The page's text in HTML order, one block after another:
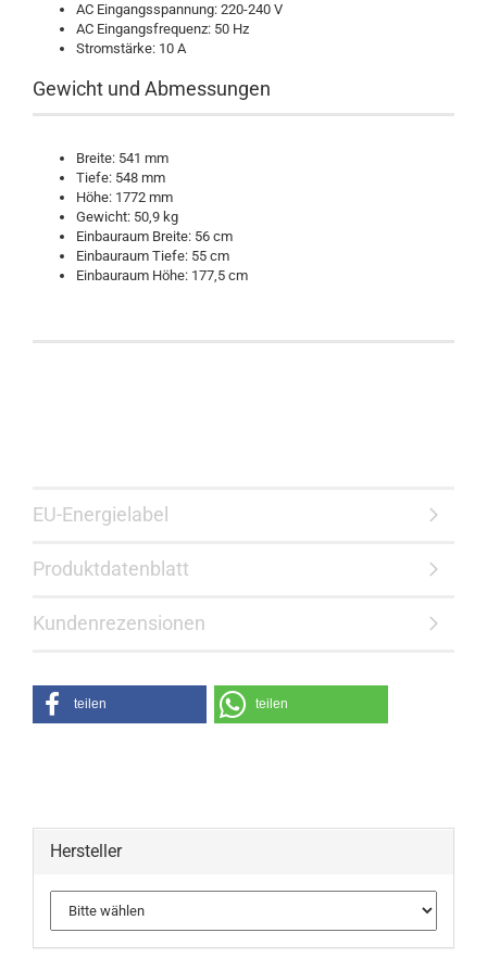
AC Eingangsspannung: 220-240 V
AC Eingangsfrequenz: 50 Hz
Stromstärke: 10 A
Gewicht und Abmessungen
Breite: 541 mm
Tiefe: 548 mm
Höhe: 1772 mm
Gewicht: 50,9 kg
Einbauraum Breite: 56 cm
Einbauraum Tiefe: 55 cm
Einbauraum Höhe: 177,5 cm
EU-Energielabel
Produktdatenblatt
Kundenrezensionen
teilen teilen
Hersteller